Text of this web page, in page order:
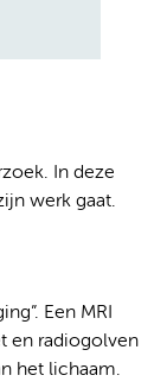
In deze
werk gaat.
Een MRI
en radiogolven
het lichaam.